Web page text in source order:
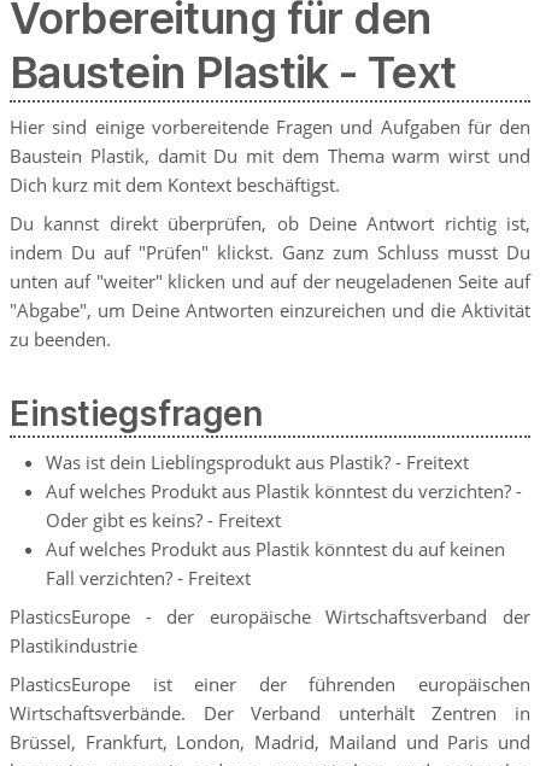
Vorbereitung für den
Baustein Plastik - Text
Hier sind einige vorbereitende Fragen und Aufgaben für den
Baustein Plastik, damit Du mit dem Thema warm wirst und
Dich kurz mit dem Kontext beschäftigst.
Du kannst direkt überprüfen, ob Deine Antwort richtig ist,
indem Du auf "Prüfen" klickst. Ganz zum Schluss musst Du
unten auf "weiter" klicken und auf der neugeladenen Seite auf
"Abgabe", um Deine Antworten einzureichen und die Aktivität
zu beenden.
Einstiegsfragen
Was ist dein Lieblingsprodukt aus Plastik? - Freitext
Auf welches Produkt aus Plastik könntest du verzichten? -
Oder gibt es keins? - Freitext
Auf welches Produkt aus Plastik könntest du auf keinen
Fall verzichten? - Freitext
PlasticsEurope - der europäische Wirtschaftsverband der
Plastikindustrie
PlasticsEurope ist einer der führenden europäischen
Wirtschaftsverbände. Der Verband unterhält Zentren in
Brüssel, Frankfurt, London, Madrid, Mailand und Paris und